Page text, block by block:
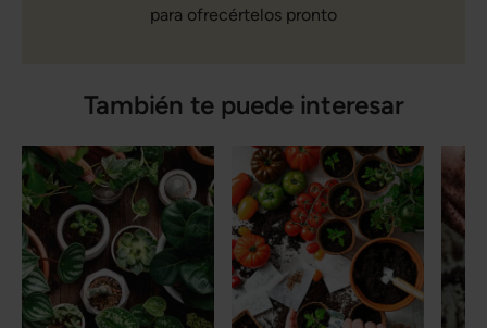
para ofrecértelos pronto
También te puede interesar